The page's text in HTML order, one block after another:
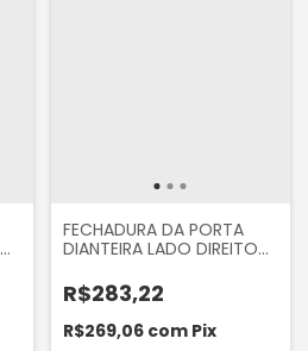
FECHADURA DA PORTA
DIANTEIRA LADO DIREITO
SANDERO 2007 A 2013
R$283,22
R$269,06 com Pix